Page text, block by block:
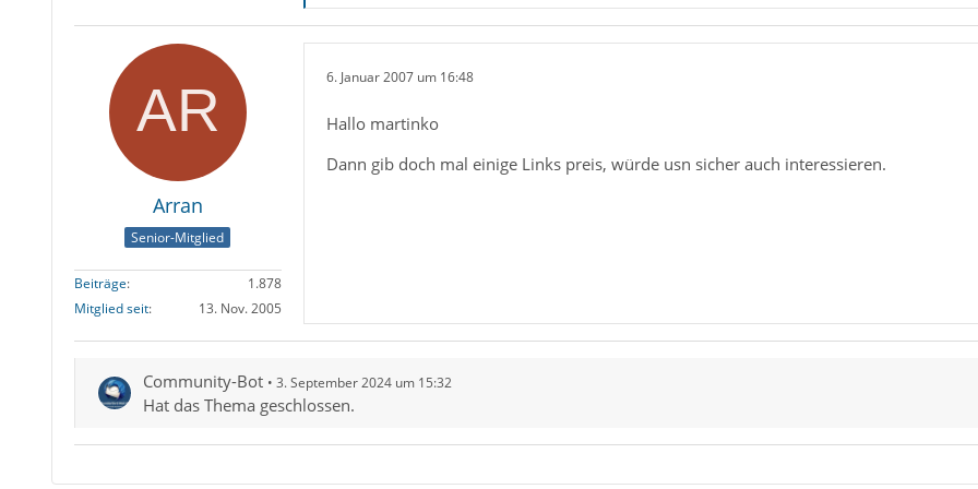
Arran
Senior-Mitglied
Beiträge
1.878
Mitglied seit
13. Nov. 2005
6. Januar 2007 um 16:48
Hallo martinko
Dann gib doch mal einige Links preis, würde usn sicher auch interessieren.
Community-Bot 3. September 2024 um 15:32
Hat das Thema geschlossen.